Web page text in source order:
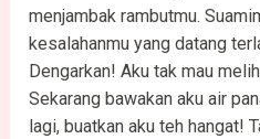
menjambak rambutmu.
kesalahanmu yang datang
Dengarkan! Aku tak mau
Sekarang bawakan aku air
lagi, buatkan aku teh hangat!